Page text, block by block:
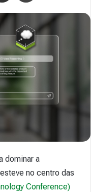
dominar a
no centro das
Conference)